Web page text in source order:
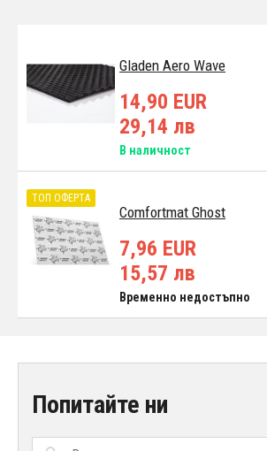
Gladen Aero Wave
14,90 EUR
29,14 лв
В наличност
Comfortmat Ghost
ТОП ОФЕРТА
7,96 EUR
15,57 лв
Временно недостъпно
Попитайте ни